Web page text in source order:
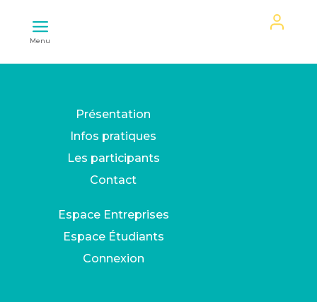
Menu
Présentation
Infos pratiques
Les participants
Contact
Espace Entreprises
Espace Étudiants
Connexion